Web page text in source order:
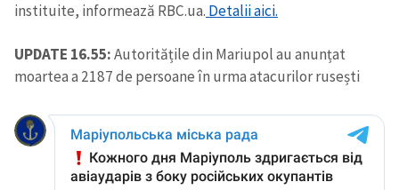
instituite, informează RBC.ua. Detalii aici.
UPDATE 16.55:Autoritățile din Mariupol au anunțat
moartea a 2187 de persoane în urma atacurilor rusești